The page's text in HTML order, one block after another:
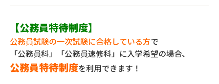
【公務員特待制度】
公務員試験の一次試験に合格している方で
「公務員科」「公務員速修科」に入学希望の場合、
公務員特待制度を利用できます！